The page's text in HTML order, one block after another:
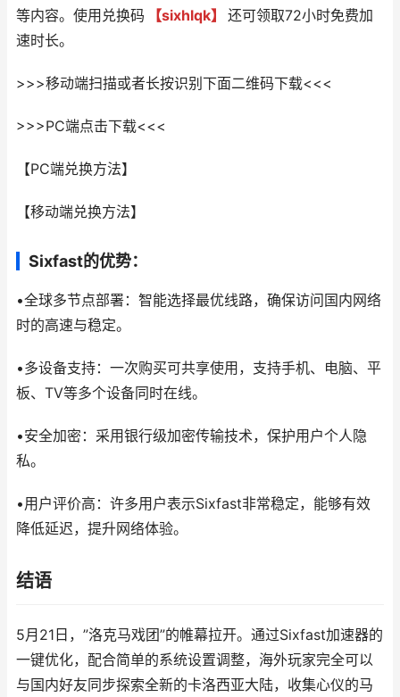
等内容。使用兑换码
【sixhlqk】
还可领取72小时免费加
速时长。
>>>移动端扫描或者长按识别下面二维码下载<<<
>>>PC端点击下载<<<
【PC端兑换方法】
【移动端兑换方法】
Sixfast的优势：
•全球多节点部署：智能选择最优线路，确保访问国内网络
时的高速与稳定。
•多设备支持：一次购买可共享使用，支持手机、电脑、平
板、TV等多个设备同时在线。
•安全加密：采用银行级加密传输技术，保护用户个人隐
私。
•用户评价高：许多用户表示Sixfast非常稳定，能够有效
降低延迟，提升网络体验。
结语
5月21日，”洛克马戏团”的帷幕拉开。通过Sixfast加速器的
一键优化，配合简单的系统设置调整，海外玩家完全可以
与国内好友同步探索全新的卡洛西亚大陆，收集心仪的马